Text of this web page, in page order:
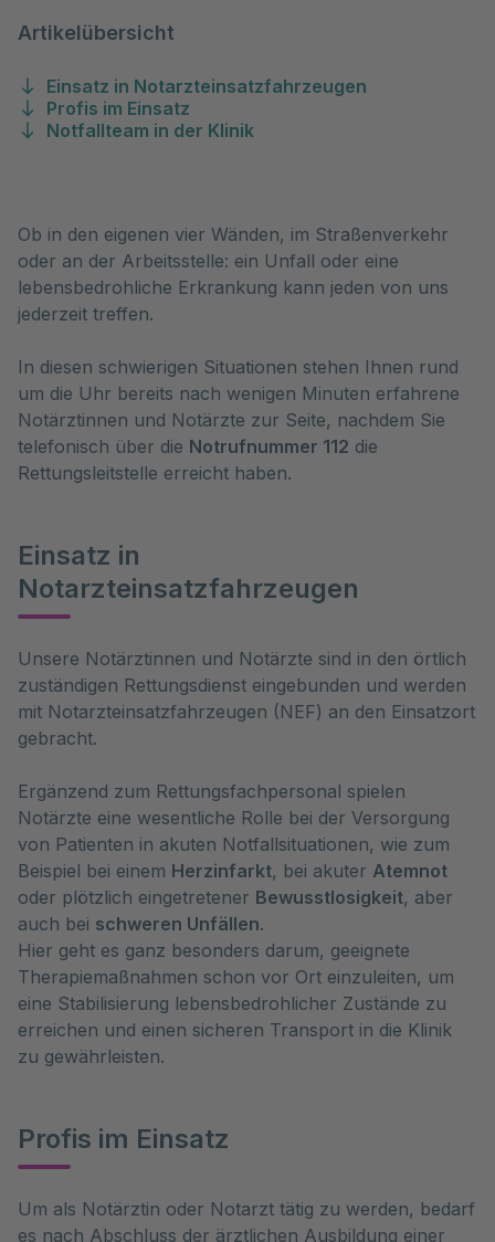
Artikelübersicht
Einsatz in Notarzteinsatzfahrzeugen
Profis im Einsatz
Notfallteam in der Klinik
Ob in den eigenen vier Wänden, im Straßenverkehr
oder an der Arbeitsstelle: ein Unfall oder eine
lebensbedrohliche Erkrankung kann jeden von uns
jederzeit treffen.
In diesen schwierigen Situationen stehen Ihnen rund
um die Uhr bereits nach wenigen Minuten erfahrene
Notärztinnen und Notärzte zur Seite, nachdem Sie
telefonisch über die Notrufnummer 112 die
Rettungsleitstelle erreicht haben.
Einsatz in
Notarzteinsatzfahrzeugen
Unsere Notärztinnen und Notärzte sind in den örtlich
zuständigen Rettungsdienst eingebunden und werden
mit Notarzteinsatzfahrzeugen (NEF) an den Einsatzort
gebracht.
Ergänzend zum Rettungsfachpersonal spielen
Notärzte eine wesentliche Rolle bei der Versorgung
von Patienten in akuten Notfallsituationen, wie zum
Beispiel bei einem Herzinfarkt, bei akuter Atemnot
oder plötzlich eingetretener Bewusstlosigkeit, aber
auch bei schweren Unfällen.
Hier geht es ganz besonders darum, geeignete
Therapiemaßnahmen schon vor Ort einzuleiten, um
eine Stabilisierung lebensbedrohlicher Zustände zu
erreichen und einen sicheren Transport in die Klinik
zu gewährleisten.
Profis im Einsatz
Um als Notärztin oder Notarzt tätig zu werden, bedarf
es nach Abschluss der ärztlichen Ausbildung einer